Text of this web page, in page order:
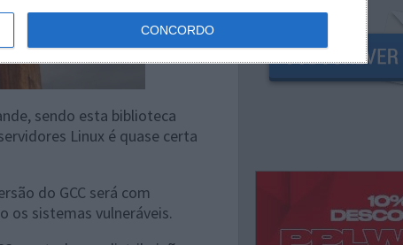
CONCORDO
sendo esta biblioteca
Linux é quase certa
do GCC será com
os sistemas vulneráveis.